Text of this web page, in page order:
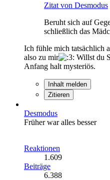
Zitat von Desmodus
Beruht sich auf
schließlich das
Ich fühle mich tatsächlich
also zu mir
Willst du
Anfang halt mysteriös.
Inhalt melden
Zitieren
Desmodus
Früher war alles besser
Reaktionen
1.609
Beiträge
6.388